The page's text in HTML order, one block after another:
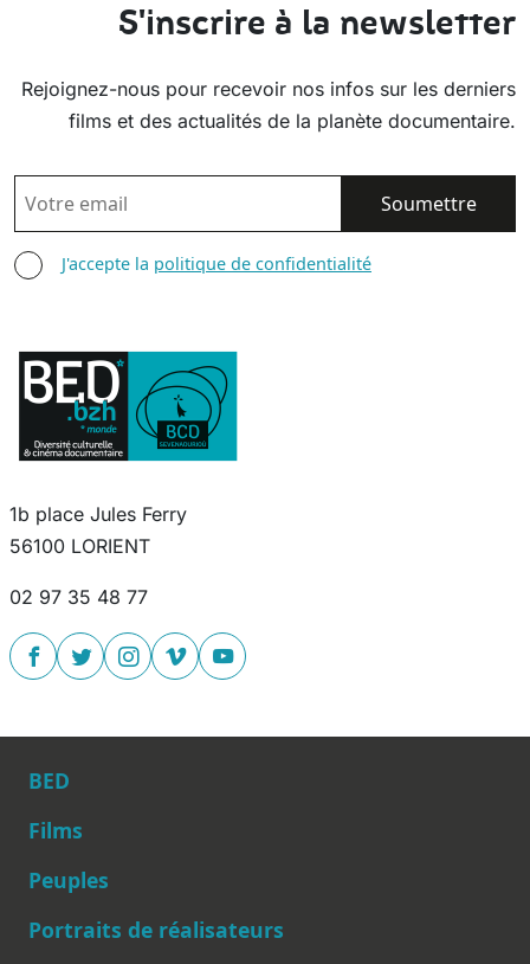
S'inscrire à la newsletter
Rejoignez-nous pour recevoir nos infos sur les derniers
films et des actualités de la planète documentaire.
EMAIL
AGREE TERMS
J'accepte la politique de confidentialité
1b place Jules Ferry
56100 LORIENT
02 97 35 48 77
Main navigation
BED
Films
Peuples
Portraits de réalisateurs